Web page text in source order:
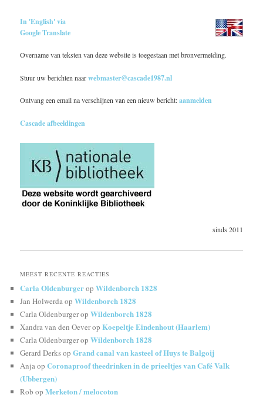
In 'English' via
Google Translate
Overname van teksten van deze website is toegestaan met bronvermelding.
Stuur uw berichten naarwebmaster@cascade1987.nl
Ontvang een email na verschijnen van een nieuw bericht:aanmelden
Cascade afbeeldingen
sinds 2011
MEEST RECENTE REACTIES
Carla OldenburgeropWildenborch 1828
Jan HolwerdaopWildenborch 1828
Carla OldenburgeropWildenborch 1828
Xandra van den OeveropKoepeltje Eindenhout (Haarlem)
Carla OldenburgeropWildenborch 1828
Gerard DerksopGrand canal van kasteel of Huys te Balgoij
AnjaopCoronaproof theedrinken in de prieeltjes van Café Valk
(Ubbergen)
Rob opMerketon / melocoton